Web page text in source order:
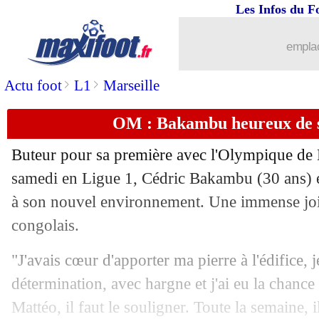
Actu foot> L1 > Marseille
Les Infos du
OM : Bakambu heureux de
Buteur pour sa première avec l'Olympique
samedi en Ligue 1, Cédric Bakambu (30 ans)
à son nouvel environnement. Une immense
congolais.
"J'avais cœur d'apporter ma pierre à l'édifice,
détermination, avec hargne et j'ai eu la
Mattéo, il faut le souligner. Toute la semaine,
PSG: Donnarumma, le meilleur
23/01 L1
23/01 L1: Bordeaux-Strasbourg, les compos
23/01 : Clermont-Rennes, les compos
23/01 L1: Angers-Troyes, les compos
23/01 Montpellier
23/01 Ballon d'Or: l'amertume de Benzema
23/01 Man Utd : Rangnick encourage